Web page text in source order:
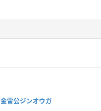
金雷公ジンオウガ